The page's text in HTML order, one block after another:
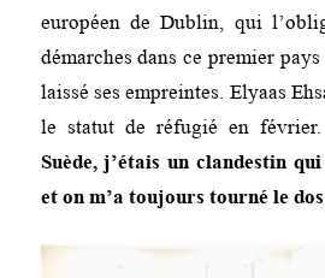
européen de Dublin, qui
démarches dans ce premier
laissé ses empreintes. Elyaas
le statut de réfugié en février.
Suède, j’étais un clandestin
et on m’a toujours tourné le